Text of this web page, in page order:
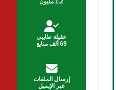
عقيلة طايبي
69 ألف متابع
إرسال الملفات
عبر الإيميل